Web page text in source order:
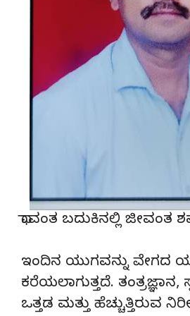
ಧಾವಂತ ಬದುಕಿನಲ್ಲಿ
ಇಂದಿನ ಯುಗವನ್ನು ವೇಗದ
ಕರೆಯಲಾಗುತ್ತದೆ. ತಂತ್ರಜ್ಞಾನ,
ಒತ್ತಡ ಮತ್ತು ಹೆಚ್ಚುತ್ತಿರುವ